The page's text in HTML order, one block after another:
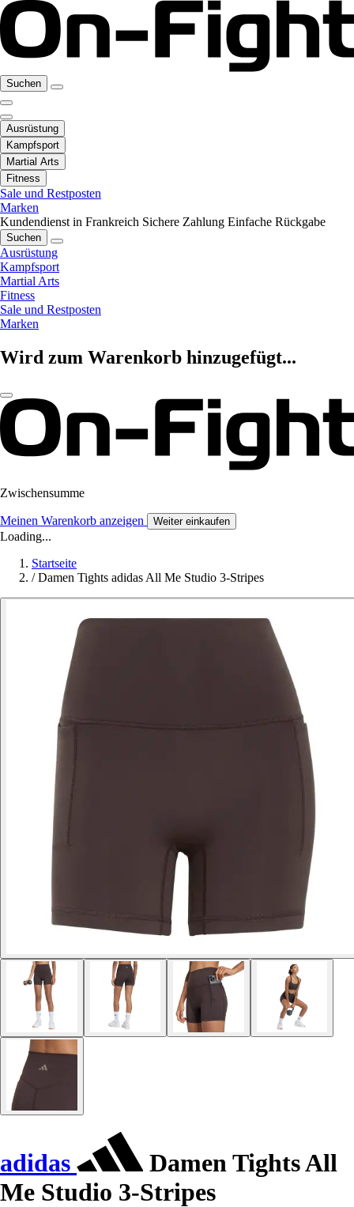
Suchen
Ausrüstung
Kampfsport
Martial Arts
Fitness
Sale und Restposten
Marken
Kundendienst in Frankreich Sichere Zahlung Einfache Rückgabe
Suchen
Ausrüstung
Kampfsport
Martial Arts
Fitness
Sale und Restposten
Marken
Wird zum Warenkorb hinzugefügt...
Zwischensumme
Meinen Warenkorb anzeigen Weiter einkaufen
Loading...
Startseite
/ Damen Tights adidas All Me Studio 3-Stripes
adidas
Damen Tights All
Me Studio 3-Stripes